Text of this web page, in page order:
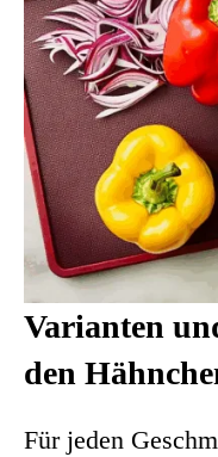
Varianten
den
Für jeden